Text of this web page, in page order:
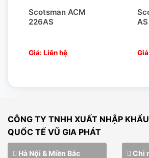
cấp phép đủ điều kiện lắp đặt, bảo trì,
của hãng.
LÀM VIỆC CHUYÊN NGHIỆP
Scotsman ACM
226AS
Giá: Liên hệ
AS
CÔNG TY TNHH XUẤT NHẬP
QUỐC TẾ VŨ GIA PHÁT
Hà Nội & Miền Bắc Chi